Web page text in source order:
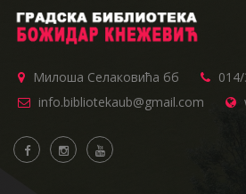
Милоша Селаковића бб
info.bibliotekaub@gmail.com